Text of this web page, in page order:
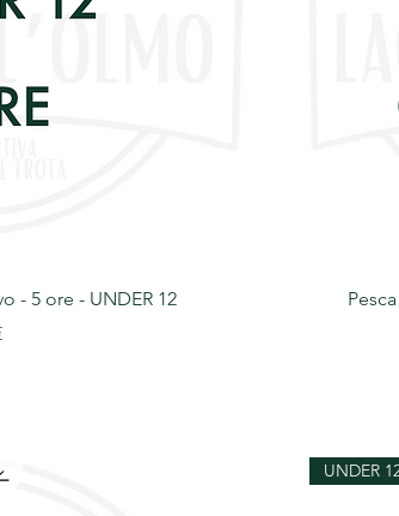
- 5 ore - UNDER 12
UNDER